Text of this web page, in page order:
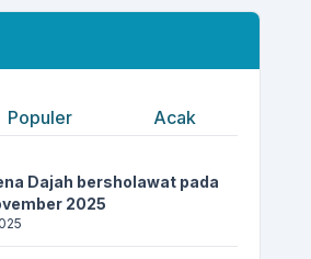
Populer Acak
Dajah bersholawat pada
2025